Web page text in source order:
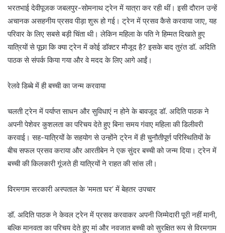
भरतभाई देवीपूजक जबलपुर-सोमनाथ ट्रेन में यात्रा कर रही थीं। इसी दौरान उन्हें
अचानक असहनीय प्रसव पीड़ा शुरू हो गई। ट्रेन में प्रसव कैसे करवाया जाए, यह
परिवार के लिए सबसे बड़ी चिंता थी। लेकिन महिला के पति ने हिम्मत दिखाते हुए
यात्रियों से पूछा कि क्या ट्रेन में कोई डॉक्टर मौजूद है? इसके बाद तुरंत डॉ. अदिति
पाठक से संपर्क किया गया और वे मदद के लिए आगे आईं।
रेलवे डिब्बे में ही बच्ची का जन्म करवाया
चलती ट्रेन में पर्याप्त साधन और सुविधाएं न होने के बावजूद डॉ. अदिति पाठक ने
अपनी पेशेवर कुशलता का परिचय देते हुए बिना समय गंवाए महिला की डिलीवरी
करवाई। सह-यात्रियों के सहयोग से उन्होंने ट्रेन में ही चुनौतीपूर्ण परिस्थितियों के
बीच सफल प्रसव कराया और आरतीबेन ने एक सुंदर बच्ची को जन्म दिया। ट्रेन में
बच्ची की किलकारी गूंजते ही यात्रियों ने राहत की सांस ली।
विरमगाम सरकारी अस्पताल के ‘ममता घर’ में बेहतर उपचार
डॉ. अदिति पाठक ने केवल ट्रेन में प्रसव करवाकर अपनी जिम्मेदारी पूरी नहीं मानी,
बल्कि मानवता का परिचय देते हुए मां और नवजात बच्ची को सुरक्षित रूप से विरमगाम